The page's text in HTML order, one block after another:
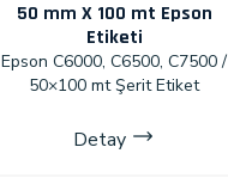
50 mm X 100 mt Epson
Etiketi
Epson C6000, C6500, C7500 /
50×100 mt Şerit Etiket
Detay